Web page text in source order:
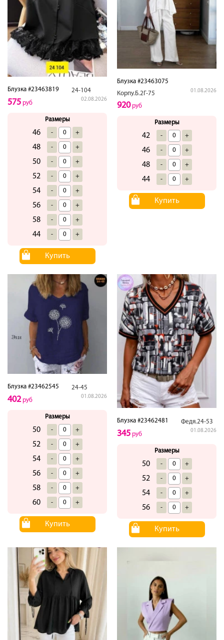
Блузка #23463819 24-104
02.08.2026
575 руб
Размеры
46 - +
48 - +
50 - +
52 - +
54 - +
56 - +
58 - +
44 - +
Купить
Блузка #23463075
Корпу.Б.2Г-75
01.08.2026
920руб
Размеры
42 - +
46 - +
48 - +
44 - +
Купить
Блузка #23462545 24-45
01.08.2026
402руб
Размеры
50 - +
52 - +
54 - +
56 - +
58 - +
60 - +
Купить
Блузка #23462481 Федя.24-53
01.08.2026
345 руб
Размеры
50 - +
52 - +
54 - +
56 - +
Купить